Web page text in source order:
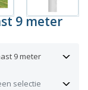
9 meter
9 meter
selectie